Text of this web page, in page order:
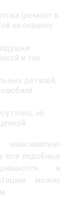
(ремонт в
на окраину
и так
деталей,
но
все подобные
и
можно